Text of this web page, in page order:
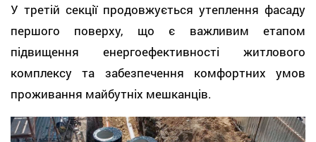
У третій секції продовжується утеплення фасаду
першого поверху, що є важливим етапом
підвищення енергоефективності житлового
комплексу та забезпечення комфортних умов
проживання майбутніх мешканців.